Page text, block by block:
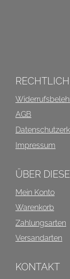
AGB
Impressum
ÜBER
Mein Konto
Warenkorb
Zahlungsarten
Versandarten
KONTAKT